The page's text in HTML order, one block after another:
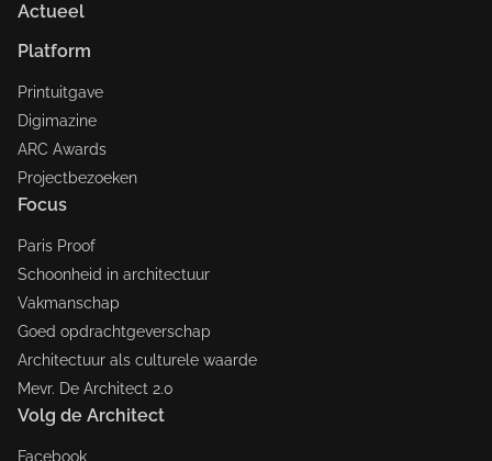
Actueel
Platform
Printuitgave
Digimazine
ARC Awards
Projectbezoeken
Focus
Paris Proof
Schoonheid in architectuur
Vakmanschap
Goed opdrachtgeverschap
Architectuur als culturele waarde
Mevr. De Architect 2.0
Volg de Architect
Facebook